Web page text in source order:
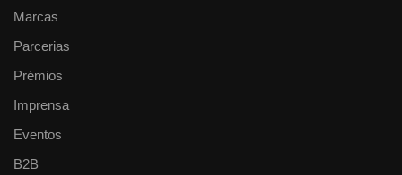
Marcas
Parcerias
Prémios
Imprensa
Eventos
B2B